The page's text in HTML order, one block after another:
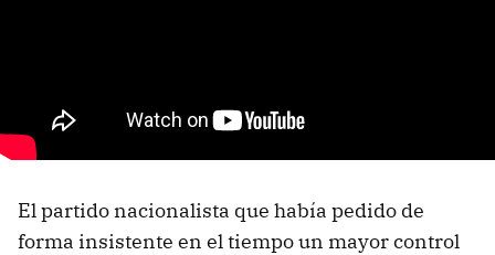
El partido nacionalista que había pedido de
forma insistente en el tiempo un mayor control